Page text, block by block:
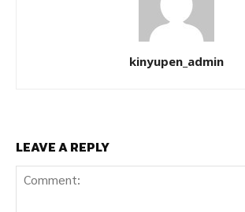
kinyupen_admin
LEAVE A REPLY